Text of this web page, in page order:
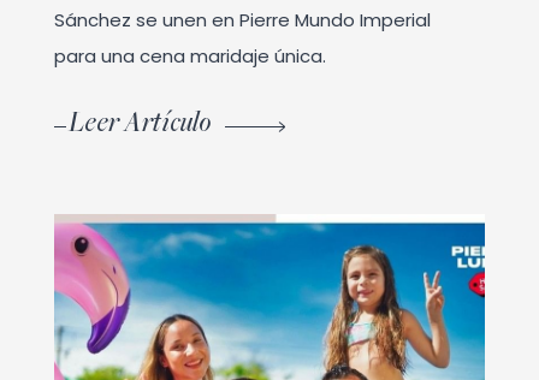
Sánchez se unen en Pierre Mundo Imperial
para una cena maridaje única.
Leer Artículo